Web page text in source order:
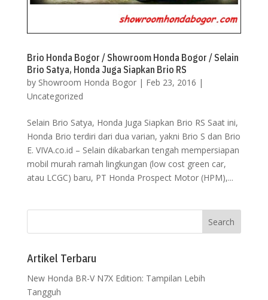
Brio Honda Bogor / Showroom Honda Bogor / Selain
Brio Satya, Honda Juga Siapkan Brio RS
by Showroom Honda Bogor| Feb 23, 2016 |
Uncategorized
Selain Brio Satya, Honda Juga Siapkan Brio RS Saat ini,
Honda Brio terdiri dari dua varian, yakni Brio S dan Brio
E. VIVA.co.id – Selain dikabarkan tengah mempersiapan
mobil murah ramah lingkungan (low cost green car,
atau LCGC) baru, PT Honda Prospect Motor (HPM),...
Artikel Terbaru
New Honda BR-V N7X Edition: Tampilan Lebih
Tangguh